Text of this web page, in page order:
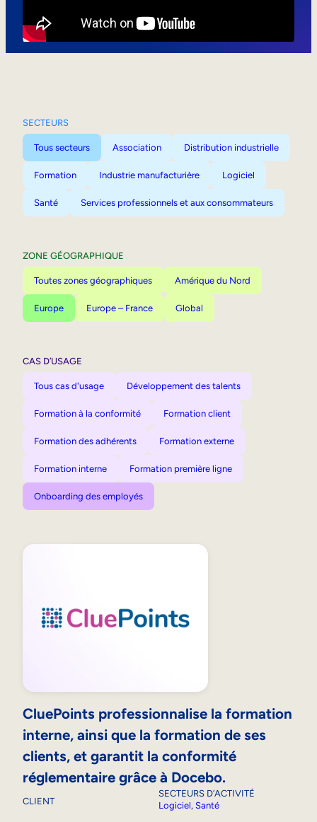
SECTEURS
Tous secteurs Association Distribution industrielle
Formation Industrie manufacturière Logiciel
Santé Services professionnels et aux consommateurs
ZONE GÉOGRAPHIQUE
Toutes zones géographiques Amérique du Nord
Europe Europe – France Global
CAS D’USAGE
Tous cas d'usage Développement des talents
Formation à la conformité Formation client
Formation des adhérents Formation externe
Formation interne Formation première ligne
Onboarding des employés
CluePoints professionnalise la formation
interne, ainsi que la formation de ses
clients, et garantit la conformité
réglementaire grâce à Docebo.
CLIENT
SECTEURS D’ACTIVITÉ
Logiciel, Santé